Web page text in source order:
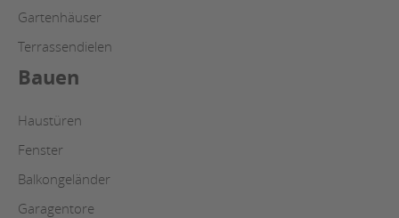
Gartenhäuser
Terrassendielen
Bauen
Haustüren
Fenster
Balkongeländer
Garagentore